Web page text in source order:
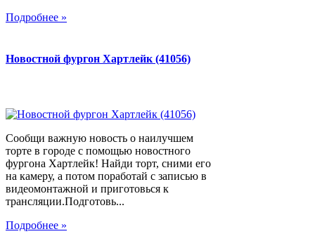
Подробнее »
Новостной фургон Хартлейк (41056)
Сообщи важную новость о наилучшем
торте в городе с помощью новостного
фургона Хартлейк! Найди торт, сними его
на камеру, а потом поработай с записью в
видеомонтажной и приготовься к
трансляции.Подготовь...
Подробнее »